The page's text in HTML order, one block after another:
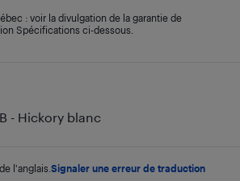
- Hickory blanc
l'anglais. Signaler une erreur de traduction
: voir la divulgation de la garantie de
Spécifications ci-dessous.